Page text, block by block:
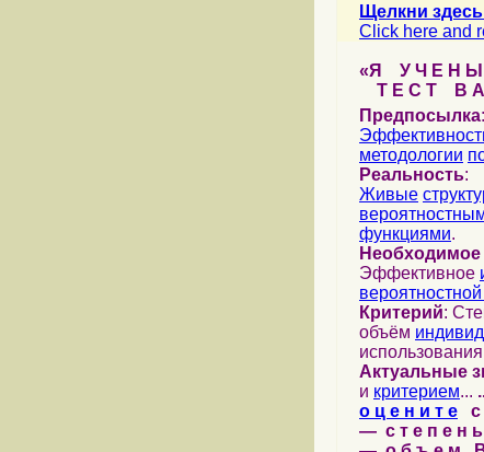
Щелкни
Click here and
«Я У Ч Е Н Ы
Т Е С Т В А
Предпосылка:
методологии
Реальность:
Живые
функциями.
Необходимое
Эффективное
Критерий:
объём
Актуальные
и критерием...
о ц е н и т е с
— с т е п е н